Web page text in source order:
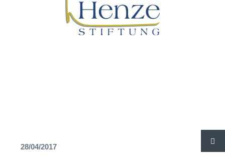
28/04/2017